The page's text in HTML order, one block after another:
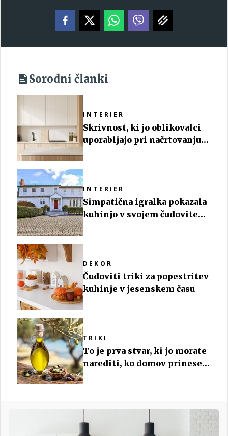
Sorodni članki
INTERIER
Skrivnost, ki jo oblikovalci
uporabljajo pri načrtovanju
INTERIER
Simpatična igralka pokazala
kuhinjo v svojem čudovitem
DEKOR
Čudoviti triki za popestritev
kuhinje v jesenskem času
TRIKI
To je prva stvar, ki jo morate
narediti, ko domov prinesete